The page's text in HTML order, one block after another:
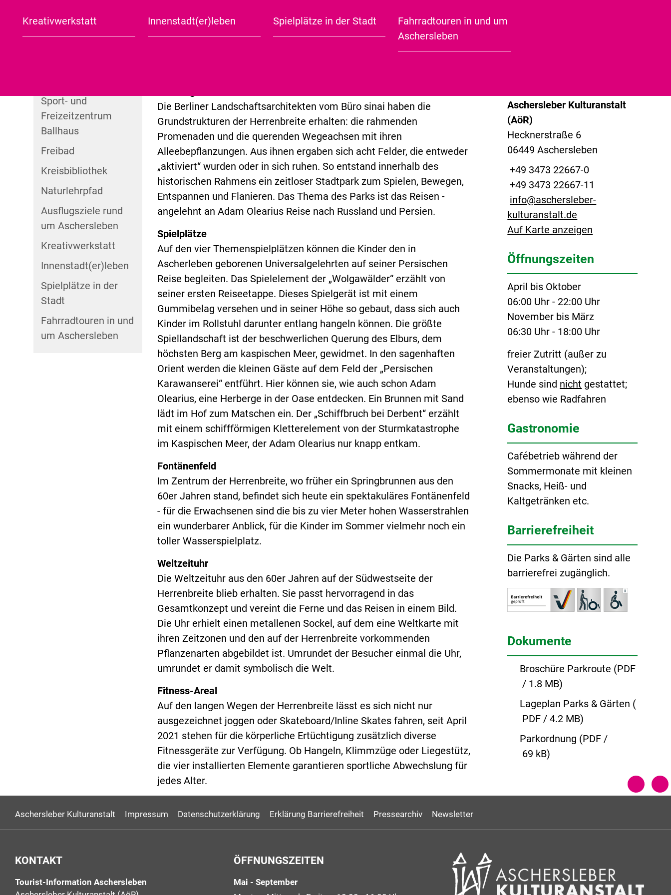
Aschersleben in Kürze Stadtplan City Guide (english)
Jüdischer Arbeitskreis
Jüdische Kulturtage
Kreativwerkstatt Innenstadt(er)leben Spielplätze in der Stadt
Fahrradtouren in und um
Aschersleben
Touristische Routen
Sport- und
Freizeitzentrum
Ballhaus
Freibad
Kreisbibliothek
Naturlehrpfad
Ausflugsziele rund
um Aschersleben
Kreativwerkstatt
Innenstadt(er)leben
Spielplätze in der
Stadt
Fahrradtouren in und
um Aschersleben
eingerahmter Wiesenplatz. Die Gestaltung als Park begann erst in den
1960er Jahren unter dem Titel „Platz der Jugend“. 1991 erhielt die
Die Berliner Landschaftsarchitekten vom Büro sinai haben die
Grundstrukturen der Herrenbreite erhalten: die rahmenden
Promenaden und die querenden Wegeachsen mit ihren
Alleebepflanzungen. Aus ihnen ergaben sich acht Felder, die entweder
„aktiviert“ wurden oder in sich ruhen. So entstand innerhalb des
historischen Rahmens ein zeitloser Stadtpark zum Spielen, Bewegen,
Entspannen und Flanieren. Das Thema des Parks ist das Reisen -
angelehnt an Adam Olearius Reise nach Russland und Persien.
Spielplätze
Auf den vier Themenspielplätzen können die Kinder den in
Ascherleben geborenen Universalgelehrten auf seiner Persischen
Reise begleiten. Das Spielelement der „Wolgawälder“ erzählt von
seiner ersten Reiseetappe. Dieses Spielgerät ist mit einem
Gummibelag versehen und in seiner Höhe so gebaut, dass sich auch
Kinder im Rollstuhl darunter entlang hangeln können. Die größte
Spiellandschaft ist der beschwerlichen Querung des Elburs, dem
höchsten Berg am kaspischen Meer, gewidmet. In den sagenhaften
Orient werden die kleinen Gäste auf dem Feld der „Persischen
Karawanserei“ entführt. Hier können sie, wie auch schon Adam
Olearius, eine Herberge in der Oase entdecken. Ein Brunnen mit Sand
lädt im Hof zum Matschen ein. Der „Schiffbruch bei Derbent“ erzählt
mit einem schiffförmigen Kletterelement von der Sturmkatastrophe
im Kaspischen Meer, der Adam Olearius nur knapp entkam.
Fontänenfeld
Im Zentrum der Herrenbreite, wo früher ein Springbrunnen aus den
60er Jahren stand, befindet sich heute ein spektakuläres Fontänenfeld
- für die Erwachsenen sind die bis zu vier Meter hohen Wasserstrahlen
ein wunderbarer Anblick, für die Kinder im Sommer vielmehr noch ein
toller Wasserspielplatz.
Weltzeituhr
Die Weltzeituhr aus den 60er Jahren auf der Südwestseite der
Herrenbreite blieb erhalten. Sie passt hervorragend in das
Gesamtkonzept und vereint die Ferne und das Reisen in einem Bild.
Die Uhr erhielt einen metallenen Sockel, auf dem eine Weltkarte mit
ihren Zeitzonen und den auf der Herrenbreite vorkommenden
Pflanzenarten abgebildet ist. Umrundet der Besucher einmal die Uhr,
umrundet er damit symbolisch die Welt.
Fitness-Areal
Auf den langen Wegen der Herrenbreite lässt es sich nicht nur
ausgezeichnet joggen oder Skateboard/Inline Skates fahren, seit April
2021 stehen für die körperliche Ertüchtigung zusätzlich diverse
Fitnessgeräte zur Verfügung. Ob Hangeln, Klimmzüge oder Liegestütz,
die vier installierten Elemente garantieren sportliche Abwechslung für
jedes Alter.
Aschersleber Kulturanstalt
(AöR)
Hecknerstraße 6
06449 Aschersleben
+49 3473 22667-0
+49 3473 22667-11
info@aschersleber-
kulturanstalt.de
Auf Karte anzeigen
Öffnungszeiten
April bis Oktober
06:00 Uhr - 22:00 Uhr
November bis März
06:30 Uhr - 18:00 Uhr
freier Zutritt (außer zu
Veranstaltungen);
Hunde sind nicht gestattet;
ebenso wie Radfahren
Gastronomie
Cafébetrieb während der
Sommermonate mit kleinen
Snacks, Heiß- und
Kaltgetränken etc.
Barrierefreiheit
Die Parks & Gärten sind alle
barrierefrei zugänglich.
Dokumente
Broschüre Parkroute (PDF
/ 1.8 MB)
Lageplan Parks & Gärten (
PDF / 4.2 MB)
Parkordnung (PDF /
69 kB)
Aschersleber Kulturanstalt Impressum Datenschutzerklärung Erklärung Barrierefreiheit Pressearchiv Newsletter
KONTAKT
Tourist-Information Aschersleben
ÖFFNUNGSZEITEN
Mai - September